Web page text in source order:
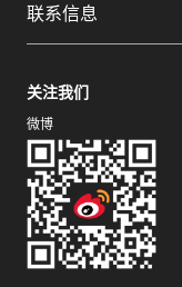
联系信息
关注我们
微博